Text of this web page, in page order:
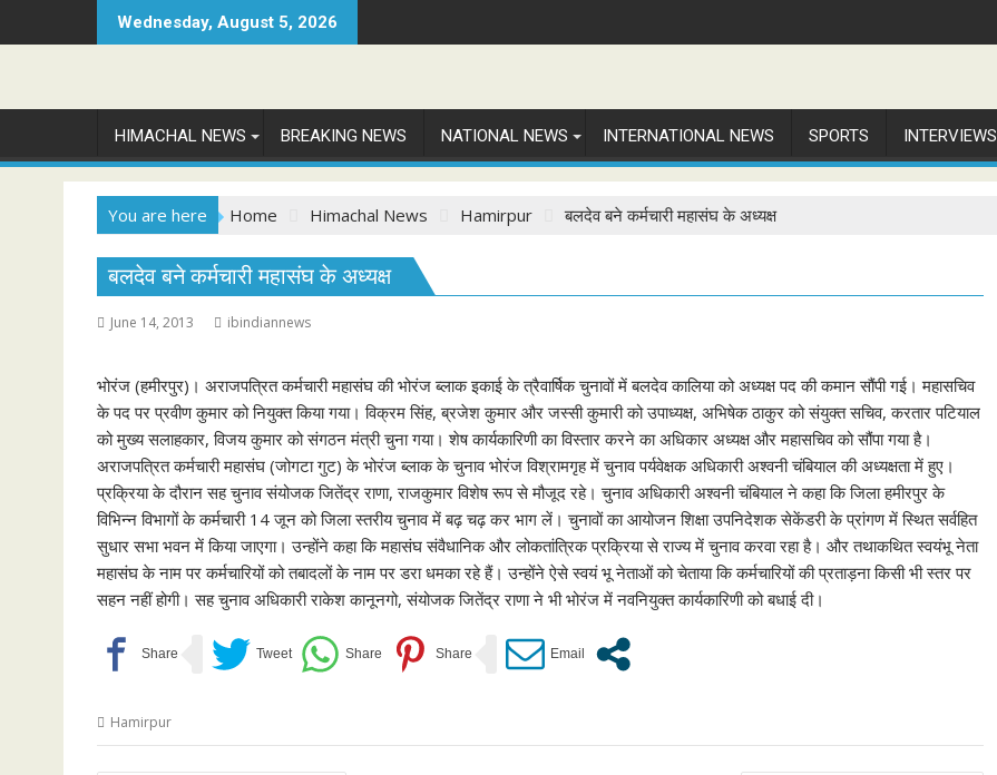
to
Wednesday, August 5, 2026
HIMACHAL NEWS BREAKING NEWS NATIONAL NEWS INTERNATIONAL NEWS SPORTS INTERVIEWS
You are here Home Himachal News Hamirpur बलदेव बने कर्मचारी महासंघ के अध्यक्ष
बलदेव बने कर्मचारी महासंघ के अध्यक्ष
June 14, 2013 ibindiannews
भोरंज (हमीरपुर)। अराजपत्रित कर्मचारी महासंघ की भोरंज ब्लाक इकाई के त्रैवार्षिक चुनावों में बलदेव कालिया को अध्यक्ष पद की कमान सौंपी गई। महासचिव
के पद पर प्रवीण कुमार को नियुक्त किया गया। विक्रम सिंह, ब्रजेश कुमार और जस्सी कुमारी को उपाध्यक्ष, अभिषेक ठाकुर को संयुक्त सचिव, करतार पटियाल
को मुख्य सलाहकार, विजय कुमार को संगठन मंत्री चुना गया। शेष कार्यकारिणी का विस्तार करने का अधिकार अध्यक्ष और महासचिव को सौंपा गया है।
अराजपत्रित कर्मचारी महासंघ (जोगटा गुट) के भोरंज ब्लाक के चुनाव भोरंज विश्रामगृह में चुनाव पर्यवेक्षक अधिकारी अश्वनी चंबियाल की अध्यक्षता में हुए।
प्रक्रिया के दौरान सह चुनाव संयोजक जितेंद्र राणा, राजकुमार विशेष रूप से मौजूद रहे। चुनाव अधिकारी अश्वनी चंबियाल ने कहा कि जिला हमीरपुर के
विभिन्न विभागों के कर्मचारी 14 जून को जिला स्तरीय चुनाव में बढ़ चढ़ कर भाग लें। चुनावों का आयोजन शिक्षा उपनिदेशक सेकेंडरी के प्रांगण में स्थित सर्वहित
सुधार सभा भवन में किया जाएगा। उन्होंने कहा कि महासंघ संवैधानिक और लोकतांत्रिक प्रक्रिया से राज्य में चुनाव करवा रहा है। और तथाकथित स्वयंभू नेता
महासंघ के नाम पर कर्मचारियों को तबादलों के नाम पर डरा धमका रहे हैं। उन्होंने ऐसे स्वयं भू नेताओं को चेताया कि कर्मचारियों की प्रताड़ना किसी भी स्तर पर
सहन नहीं होगी। सह चुनाव अधिकारी राकेश कानूनगो, संयोजक जितेंद्र राणा ने भी भोरंज में नवनियुक्त कार्यकारिणी को बधाई दी।
Hamirpur